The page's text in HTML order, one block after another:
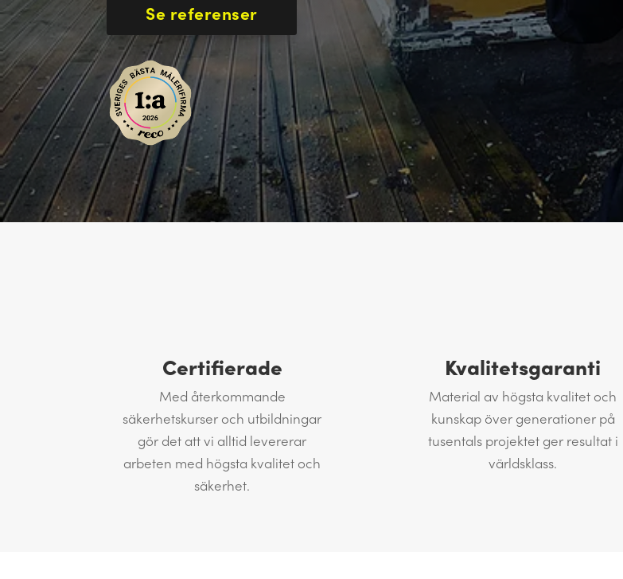
Se referenser
Certifierade
Med återkommande
säkerhetskurser och utbildningar
gör det att vi alltid levererar
arbeten med högsta kvalitet och
säkerhet.
Kvalitetsgaranti
Material av högsta kvalitet och
kunskap över generationer på
tusentals projektet ger resultat i
världsklass.